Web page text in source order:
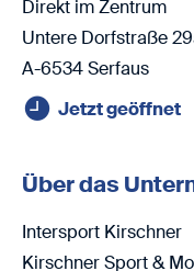
Direkt im Zentrum
Untere Dorfstraße
A-6534 Serfaus
Jetzt geöffnet
Über das
Intersport Kirschner
Kirschner Sport &